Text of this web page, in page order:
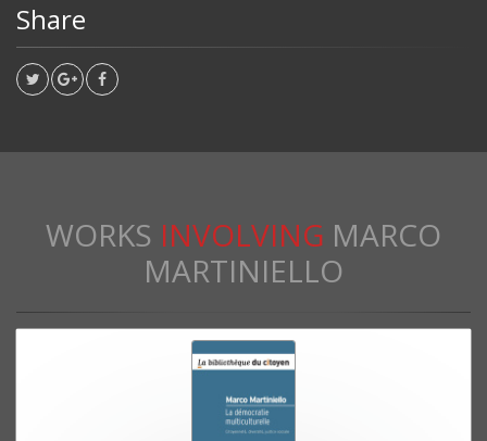
Share
WORKS INVOLVING MARCO
MARTINIELLO